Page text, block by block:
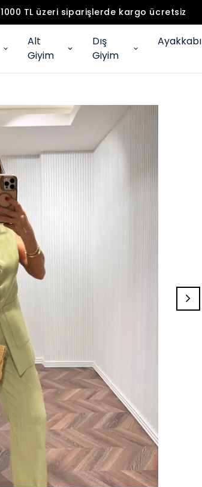
1000 TL üzeri siparişlerde kargo ücretsiz
Alt
Giyim
Dış
Giyim
Ayakkabı